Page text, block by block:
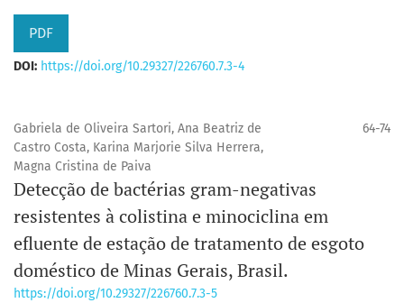
PDF
DOI: https://doi.org/10.29327/226760.7.3-4
Gabriela de Oliveira Sartori, Ana Beatriz de
Castro Costa, Karina Marjorie Silva Herrera,
Magna Cristina de Paiva
64-74
Detecção de bactérias gram-negativas
resistentes à colistina e minociclina em
efluente de estação de tratamento de esgoto
doméstico de Minas Gerais, Brasil.
https://doi.org/10.29327/226760.7.3-5